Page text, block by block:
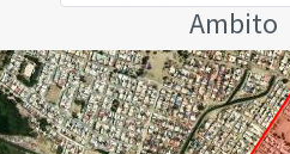
Ambito